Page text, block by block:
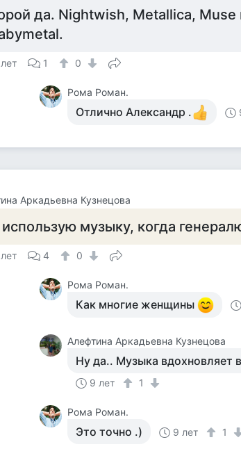
да. Nightwish, Metallica, Muse
1 0
Рома Роман.
Отлично Александр .
Аркадьевна Кузнецова
музыку, когда
4 0
Рома Роман.
Как многие женщины
Алефтина Аркадьевна Кузнецова
Ну да.. Музыка вдохновляет
9 лет 1
Рома Роман.
Это точно .) 9 лет 1